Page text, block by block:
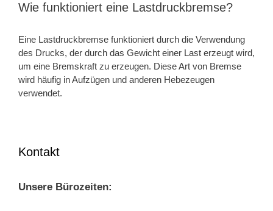
Wie funktioniert eine Lastdruckbremse?
Eine Lastdruckbremse funktioniert durch die Verwendung
des Drucks, der durch das Gewicht einer Last erzeugt wird,
um eine Bremskraft zu erzeugen. Diese Art von Bremse
wird häufig in Aufzügen und anderen Hebezeugen
verwendet.
Kontakt
Unsere Bürozeiten: